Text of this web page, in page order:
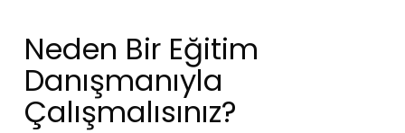
Neden Bir Eğitim
Danışmanıyla
Çalışmalısınız?